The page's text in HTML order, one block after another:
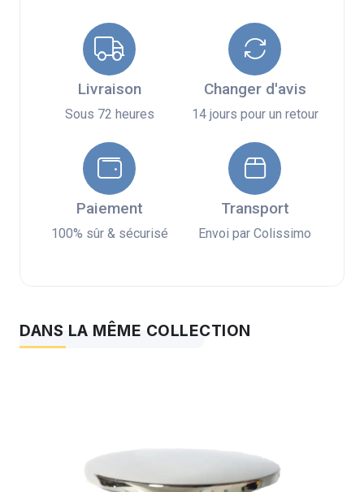
Livraison
Sous 72 heures
Changer d'avis
14 jours pour un retour
Paiement
100% sûr & sécurisé
Transport
Envoi par Colissimo
DANS LA MÊME COLLECTION